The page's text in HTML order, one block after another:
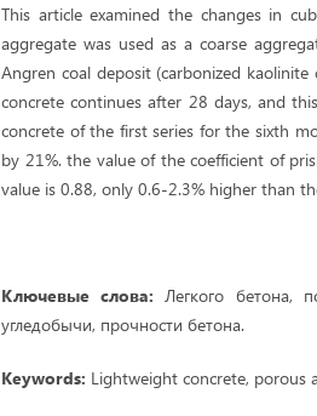
This article examined the changes in
aggregate was used as a coarse
Angren coal deposit (carbonized
concrete continues after 28 days, and
concrete of the first series for the sixth
by 21%. the value of the coefficient of
value is 0.88, only 0.6-2.3% higher than
Ключевые слова: Легкого бетона,
угледобычи, прочности бетона.
Keywords: Lightweight concrete, porous